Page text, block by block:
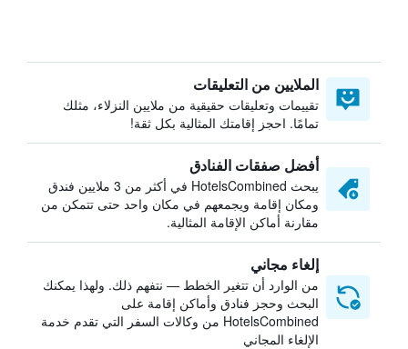
الملايين من التعليقات
تقييمات وتعليقات حقيقية من ملايين النزلاء، مثلك
تمامًا. احجز إقامتك المثالية بكل ثقة!
أفضل صفقات الفنادق
يبحث HotelsCombined في أكثر من 3 ملايين فندق
ومكان إقامة ويجمعهم في مكان واحد حتى تتمكن من
مقارنة أماكن الإقامة المثالية.
إلغاء مجاني
من الوارد أن تتغير الخطط — نتفهم ذلك. ولهذا يمكنك
البحث وحجز فنادق وأماكن إقامة على
HotelsCombined من وكالات السفر التي تقدم خدمة
الإلغاء المجاني